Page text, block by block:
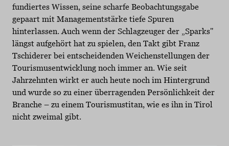
fundiertes Wissen, seine scharfe Beobachtungsgabe
gepaart mit Managementstärke tiefe Spuren
hinterlassen. Auch wenn der Schlagzeuger der „Sparks"
längst aufgehört hat zu spielen, den Takt gibt Franz
Tschiderer bei entscheidenden Weichenstellungen der
Tourismusentwicklung noch immer an. Wie seit
Jahrzehnten wirkt er auch heute noch im Hintergrund
und wurde so zu einer überragenden Persönlichkeit der
Branche – zu einem Tourismustitan, wie es ihn in Tirol
nicht zweimal gibt.